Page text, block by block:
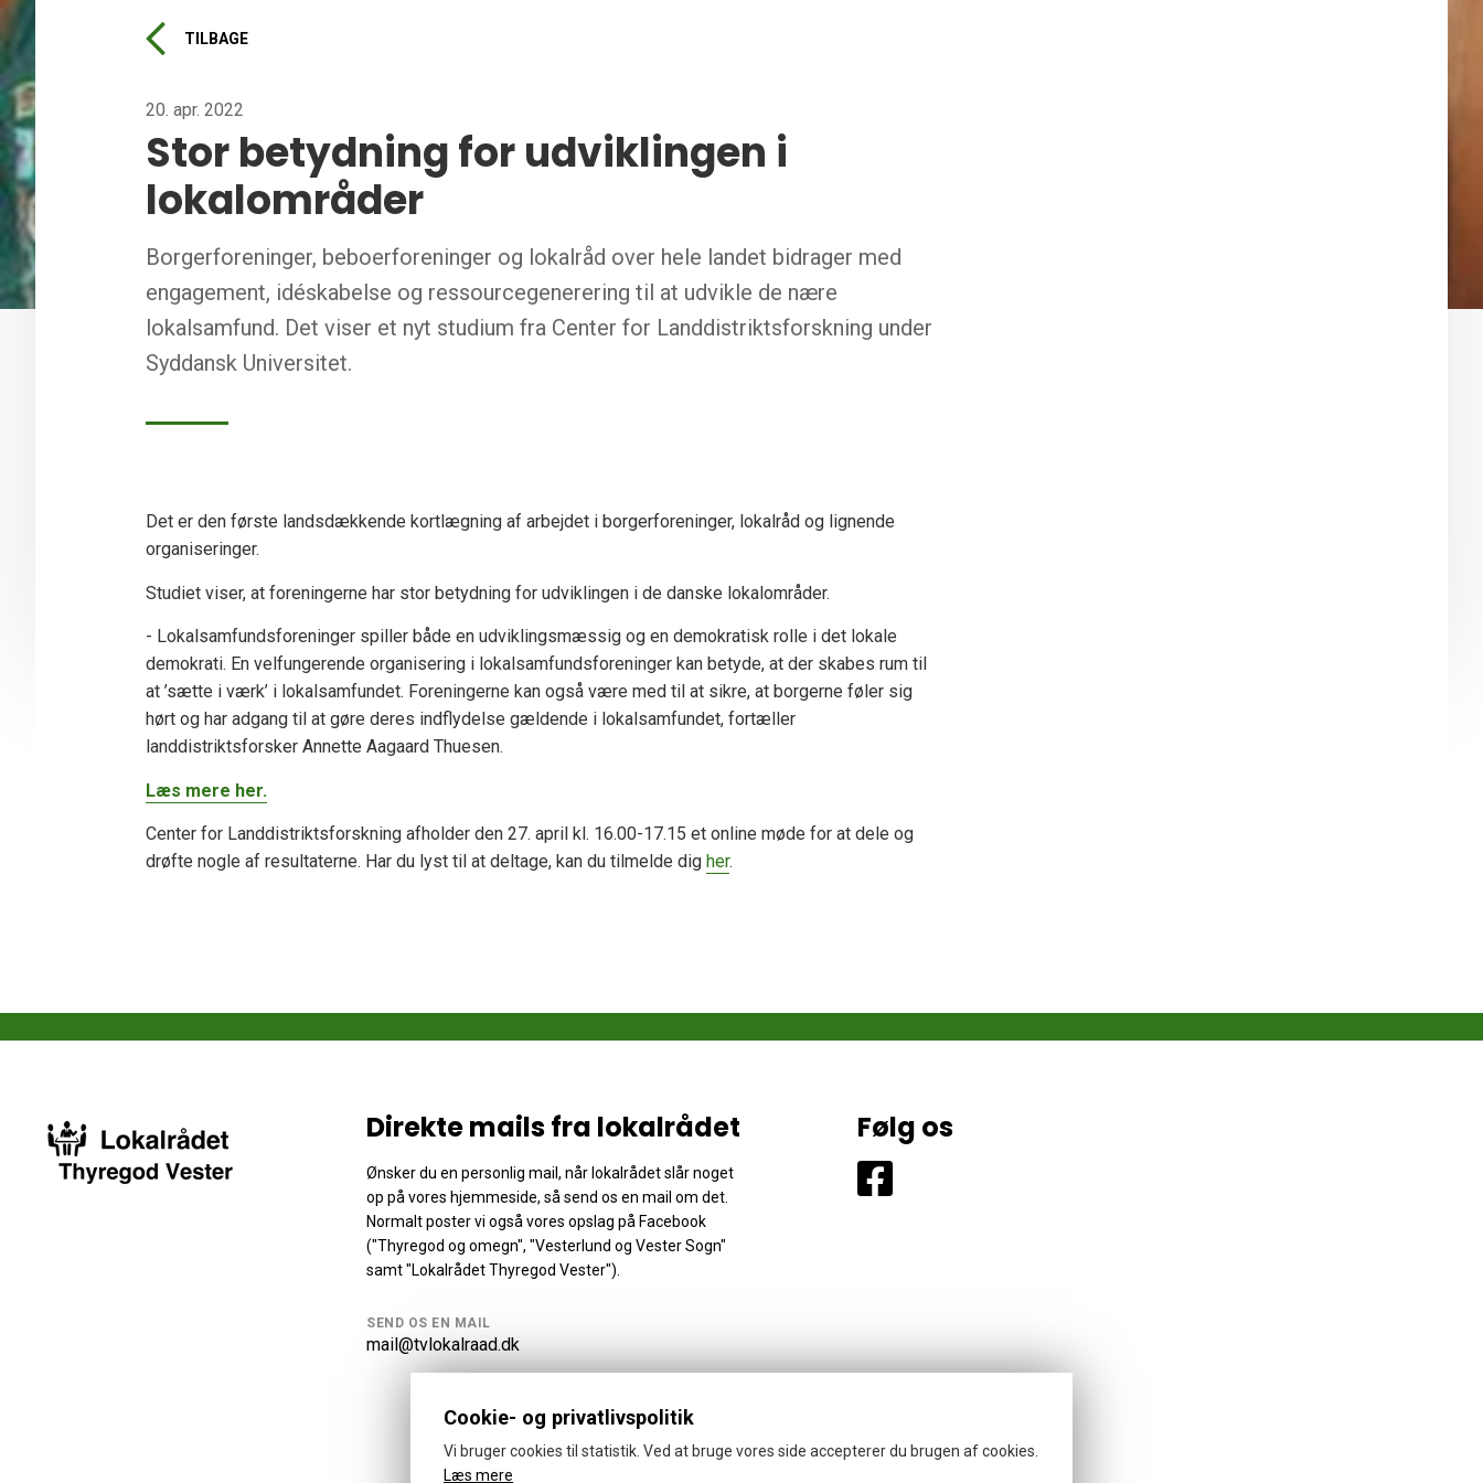
TILBAGE
20. apr. 2022
Stor betydning for udviklingen i
lokalområder
Borgerforeninger, beboerforeninger og lokalråd over hele landet bidrager med
engagement, idéskabelse og ressourcegenerering til at udvikle de nære
lokalsamfund. Det viser et nyt studium fra Center for Landdistriktsforskning under
Syddansk Universitet.
Det er den første landsdækkende kortlægning af arbejdet i borgerforeninger, lokalråd og lignende
organiseringer.
Studiet viser, at foreningerne har stor betydning for udviklingen i de danske lokalområder.
- Lokalsamfundsforeninger spiller både en udviklingsmæssig og en demokratisk rolle i det lokale
demokrati. En velfungerende organisering i lokalsamfundsforeninger kan betyde, at der skabes rum til
at ’sætte i værk’ i lokalsamfundet. Foreningerne kan også være med til at sikre, at borgerne føler sig
hørt og har adgang til at gøre deres indflydelse gældende i lokalsamfundet, fortæller
landdistriktsforsker Annette Aagaard Thuesen.
Læs mere her.
Center for Landdistriktsforskning afholder den 27. april kl. 16.00-17.15 et online møde for at dele og
drøfte nogle af resultaterne. Har du lyst til at deltage, kan du tilmelde dig her.
Direkte mails fra lokalrådet
Ønsker du en personlig mail, når lokalrådet slår noget
op på vores hjemmeside, så send os en mail om det.
Normalt poster vi også vores opslag på Facebook
("Thyregod og omegn", "Vesterlund og Vester Sogn"
samt "Lokalrådet Thyregod Vester").
SEND OS EN MAIL
mail@tvlokalraad.dk
Følg os
Cookie- og privatlivspolitik
Vi bruger cookies til statistik. Ved at bruge vores side accepterer du brugen af cookies.
Læs mere